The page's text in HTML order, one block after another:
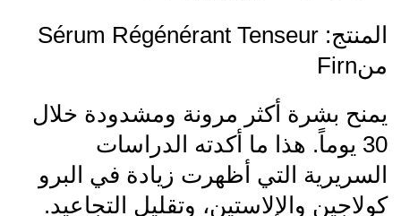
المنتج: Sérum Régénérant Tenseur
منFirn
يمنح بشرة أكثر مرونة ومشدودة خلال
30 يوماً. هذا ما أكدته الدراسات
السريرية التي أظهرت زيادة في البرو
كولاجين والإلاستين، وتقليل التجاعيد.